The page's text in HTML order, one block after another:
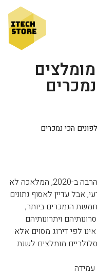
מומלצים – 5 הטלפונים הכי נמכרים
יצאנו לבדוק מה הטלפונים שנמכרו הכי הרבה ב-2020, המלאכה לא
אבל עדיין לאסוף נתונים
הנמכרים ביותר,
ויתרונותיהם
לפי דירוג מסוים אלא
לכם 5 טלפונים סלולריים מומלצים לשנת